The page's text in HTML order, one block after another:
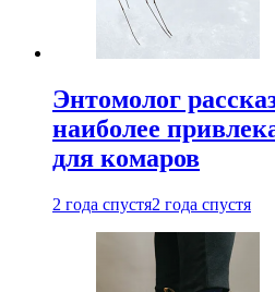
Энтомолог
наиболее
для комаров
2 года спустя2 года спустя